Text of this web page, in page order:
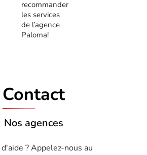
recommander
les services
de l’agence
Paloma!
Contact
Nos agences
? Appelez-nous au